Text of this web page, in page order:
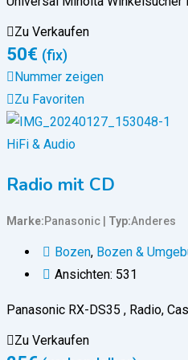
Zu Verkaufen
50€ (fix)
Nummer zeigen
Zu Favoriten
HiFi & Audio
Radio mit CD
Marke Panasonic Typ Anderes
Bozen, Bozen &
Ansichten: 531
Panasonic RX-DS35 , Radio,
Zu Verkaufen